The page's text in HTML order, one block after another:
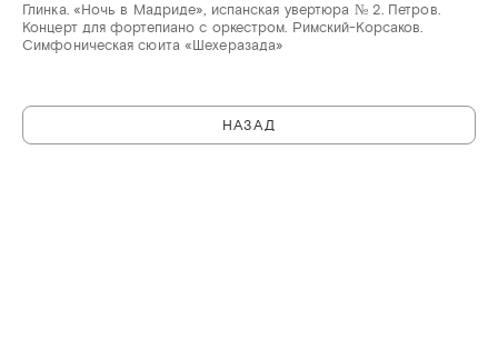
Глинка. «Ночь в Мадриде», испанская увертюра № 2. Петров.
Концерт для фортепиано с оркестром. Римский-Корсаков.
Симфоническая сюита «Шехеразада»
НАЗАД